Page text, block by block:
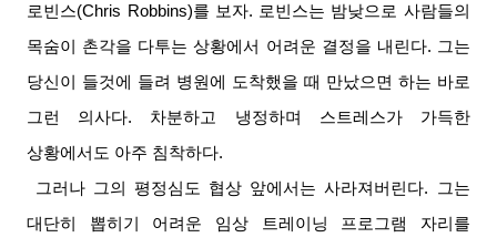
로빈스(Chris Robbins)를 보자. 로빈스는 밤낮으로 사람들의
목숨이 촌각을 다투는 상황에서 어려운 결정을 내린다. 그는
당신이 들것에 들려 병원에 도착했을 때 만났으면 하는 바로
그런 의사다. 차분하고 냉정하며 스트레스가 가득한
상황에서도 아주 침착하다.
그러나 그의 평정심도 협상 앞에서는 사라져버린다.
그는
대단히 뽑히기 어려운 임상 트레이닝 프로그램 자리를